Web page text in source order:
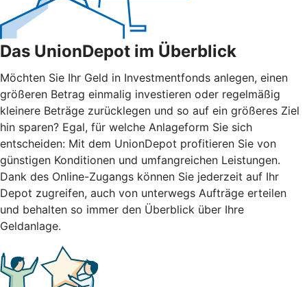
Das UnionDepot im Überblick
Möchten Sie Ihr Geld in Investmentfonds anlegen, einen
größeren Betrag einmalig investieren oder regelmäßig
kleinere Beträge zurücklegen und so auf ein größeres Ziel
hin sparen? Egal, für welche Anlageform Sie sich
entscheiden: Mit dem UnionDepot profitieren Sie von
günstigen Konditionen und umfangreichen Leistungen.
Dank des Online-Zugangs können Sie jederzeit auf Ihr
Depot zugreifen, auch von unterwegs Aufträge erteilen
und behalten so immer den Überblick über Ihre
Geldanlage.